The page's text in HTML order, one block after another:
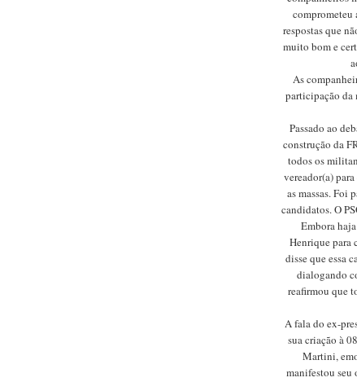
comprometeu
respostas que
muito bom e
As
participação da
Passado ao
construção da
todos os
vereador(a)
as massas. Foi
candidatos. O
Embora
Henrique para
disse que essa
dialogando
reafirmou que
A fala do ex-
sua criação à
Martini,
manifestou seu